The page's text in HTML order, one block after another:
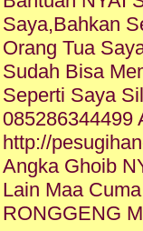
Saya,Bahkan
Orang Tua
Sudah Bisa
Seperti Saya
085286344499
http://
Angka Ghoib
Lain Maa
RONGGENG